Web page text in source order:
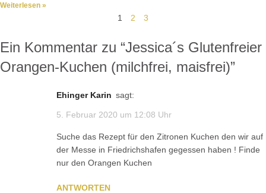
Weiterlesen »
1 2 3
Ein Kommentar zu “Jessica´s Glutenfreier
Orangen-Kuchen (milchfrei, maisfrei)”
Ehinger Karin sagt:
5. Februar 2020 um 12:08 Uhr
Suche das Rezept für den Zitronen Kuchen den wir auf
der Messe in Friedrichshafen gegessen haben ! Finde
nur den Orangen Kuchen
ANTWORTEN